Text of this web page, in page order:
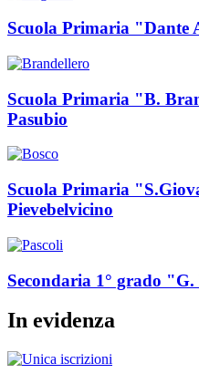
Scuola Primaria "Dante
Scuola Primaria "B.
Pasubio
Scuola Primaria
Pievebelvicino
Secondaria 1° grado
In evidenza